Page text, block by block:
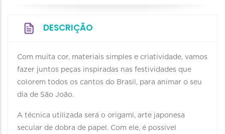
DESCRIÇÃO
Com muita cor, materiais simples e criatividade, vamos
fazer juntos peças inspiradas nas festividades que
colorem todos os cantos do Brasil, para animar o seu
dia de São João.
A técnica utilizada será o origami, arte japonesa
secular de dobra de papel. Com ele, é possível